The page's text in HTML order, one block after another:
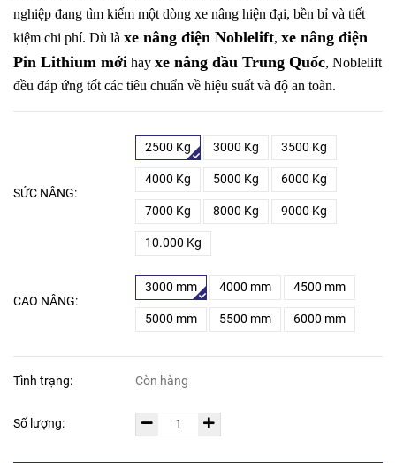
nghiệp đang tìm kiếm một dòng xe nâng hiện đại, bền bỉ và tiết
kiệm chi phí. Dù là xe nâng điện Noblelift, xe nâng điện
Pin Lithium mới hay xe nâng dầu Trung Quốc, Noblelift
đều đáp ứng tốt các tiêu chuẩn về hiệu suất và độ an toàn.
SỨC NÂNG:
2500 Kg 3000 Kg 3500 Kg
4000 Kg 5000 Kg 6000 Kg
7000 Kg 8000 Kg 9000 Kg
10.000 Kg
CAO NÂNG:
3000 mm 4000 mm 4500 mm
5000 mm 5500 mm 6000 mm
Tình trạng: Còn hàng
Số lượng: